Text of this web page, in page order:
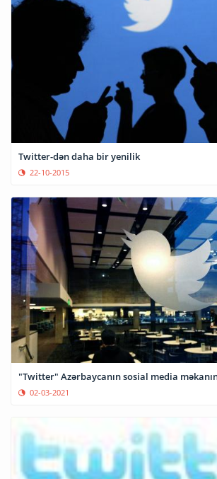
Twitter-dən daha bir yenilik
22-10-2015
"Twitter" Azərbaycanın sosial media
02-03-2021